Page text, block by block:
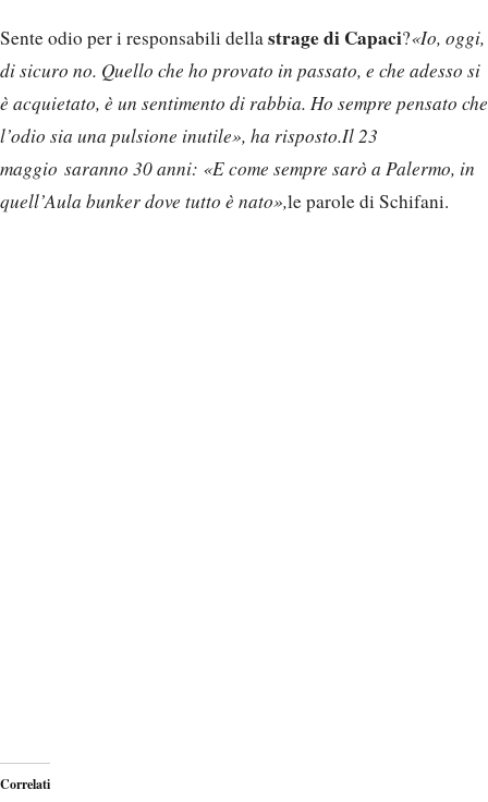
Sente odio per i responsabili dellastrage di Capaci?«Io, oggi,
di sicuro no. Quello che ho provato in passato, e che adesso si
è acquietato, è un sentimento di rabbia. Ho sempre pensato che
l’odio sia una pulsione inutile», ha risposto.Il 23
maggio saranno 30 anni: «E come sempre sarò a Palermo, in
quell’Aula bunker dove tutto è nato»,le parole di Schifani.
Correlati